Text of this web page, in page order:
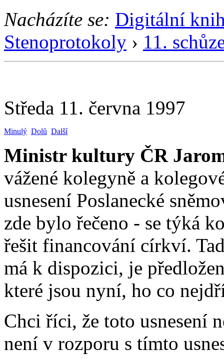
Nacházíte se: Digitální
Stenoprotokoly › 11.
Středa 11. června 1997
Minulý Dolů Další
Ministr kultury ČR
vážené kolegyně a
usnesení Poslanecké
zde bylo řečeno - se týká
řešit financování církví.
má k dispozici, je
které jsou nyní, ho co
Chci říci, že toto usnesení
není v rozporu s tímto